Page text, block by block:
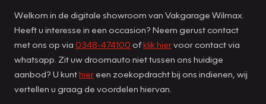
Welkom in de digitale showroom van Vakgarage Wilmax.
Heeft u interesse in een occasion? Neem gerust contact
met ons op via 0348-474100 ofklik hiervoor contact via
whatsapp. Zit uw droomauto niet tussen ons huidige
aanbod? U kunthier een zoekopdracht bij ons indienen, wij
vertellen u graag de voordelen hiervan.